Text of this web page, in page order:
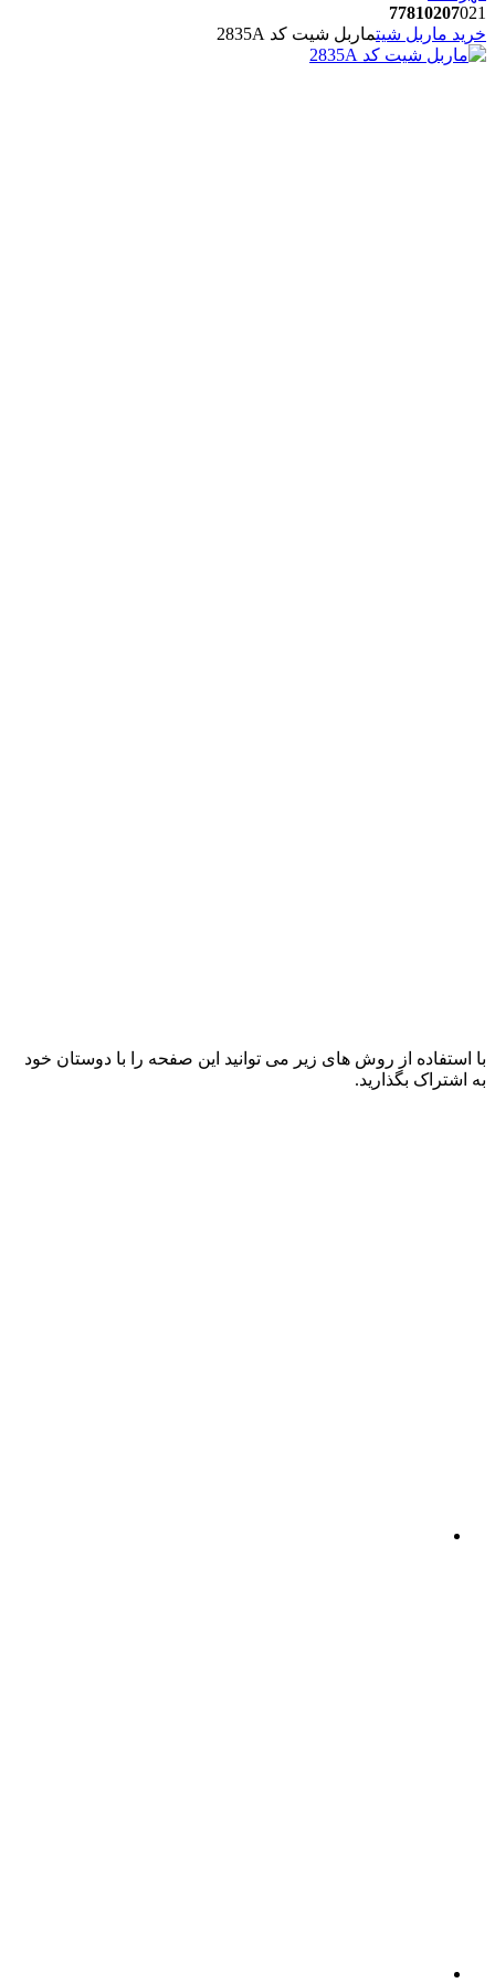
77810207021
خرید ماربل شیتماربل شیت کد 2835A
با استفاده از روش های زیر می توانید این صفحه را با دوستان خود
به اشتراک بگذارید.